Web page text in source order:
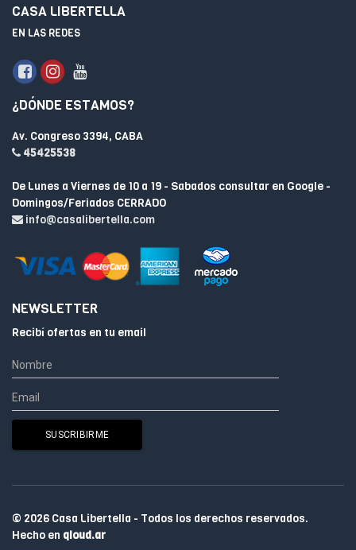
CASA LIBERTELLA
EN LAS REDES
¿DÓNDE ESTAMOS?
Av. Congreso 3394, CABA
45425538
De Lunes a Viernes de 10 a 19 - Sabados consultar en Google -
Domingos/Feriados CERRADO
info@casalibertella.com
NEWSLETTER
Recibí ofertas en tu email
© 2026 Casa Libertella - Todos los derechos reservados.
Hecho en qloud.ar